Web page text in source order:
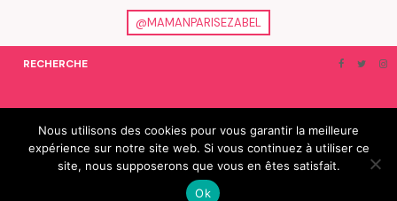
@MAMANPARISEZABEL
RECHERCHE
ON EN PARLE… BLOGROLL
© 2019 e-Zabel - tous droits réservés. fabriqué avec amour par
camille villard | cdltbisou
Nous utilisons des cookies pour vous garantir la meilleure
expérience sur notre site web. Si vous continuez à utiliser ce
site, nous supposerons que vous en êtes satisfait.
Ok